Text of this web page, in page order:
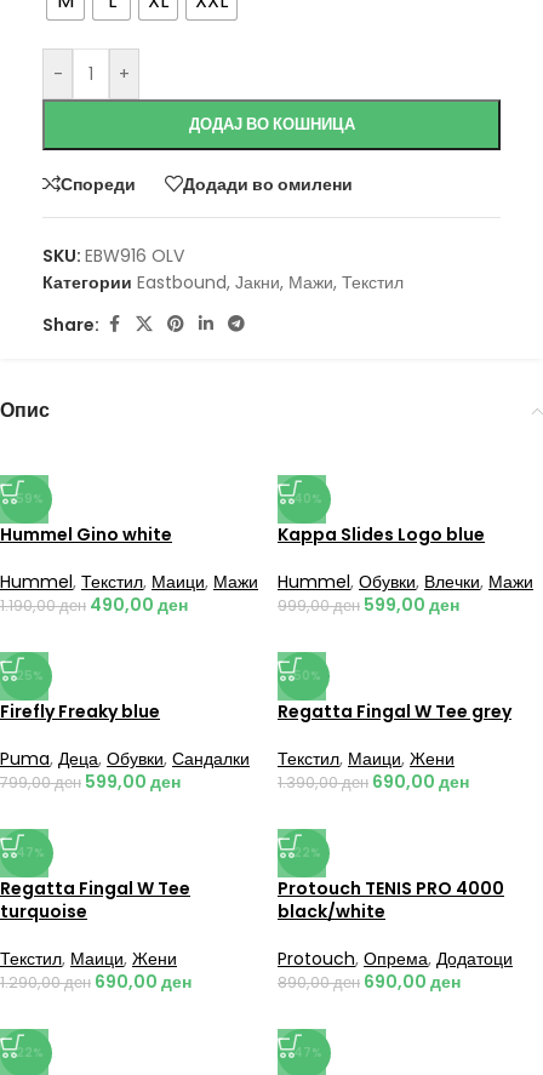
- +
ДОДАЈ ВО КОШНИЦА
Спореди Додади во омилени
SKU: EBW916 OLV
Категории Eastbound, Јакни, Мажи, Текстил
Share:
Опис
-59%
Hummel Gino white
Hummel, Текстил, Маици, Мажи
1.190,00ден 490,00 ден
-40%
Kappa Slides Logo blue
Hummel, Обувки, Влечки, Мажи
999,00ден 599,00 ден
-25%
Firefly Freaky blue
Puma, Деца, Обувки, Сандалки
799,00ден 599,00 ден
-50%
Regatta Fingal W Tee grey
Текстил, Маици, Жени
1.390,00ден 690,00 ден
-47%
Regatta Fingal W Tee
turquoise
Текстил, Маици, Жени
1.290,00ден 690,00 ден
-22%
Protouch TENIS PRO 4000
black/white
Protouch, Опрема, Додатоци
890,00ден 690,00 ден
-22% -47%